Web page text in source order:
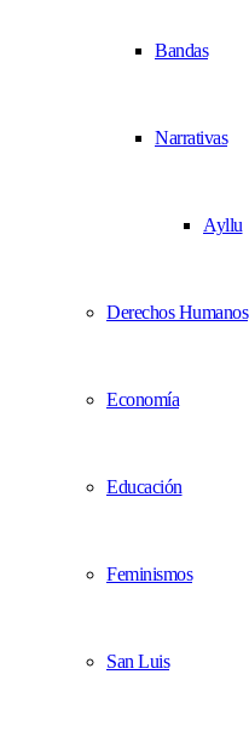
Bandas
Narrativas
Ayllu
Derechos Humanos
Economía
Educación
Feminismos
San Luis